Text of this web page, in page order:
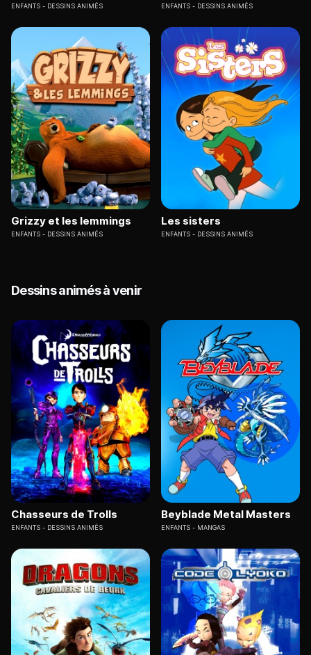
ENFANTS DESSINS ANIMÉS ENFANTS DESSINS ANIMÉS
Grizzy et les lemmings
ENFANTS DESSINS ANIMÉS
Les sisters
ENFANTS DESSINS ANIMÉS
Dessins animés à venir
Chasseurs de Trolls
ENFANTS DESSINS ANIMÉS
Beyblade Metal Masters
ENFANTS MANGAS